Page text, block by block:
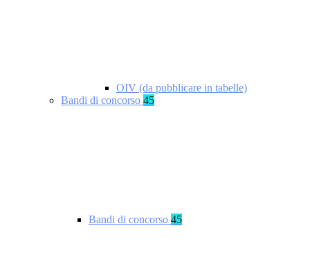
OIV (da pubblicare in tabelle)
Bandi di concorso 45
Bandi di concorso 45